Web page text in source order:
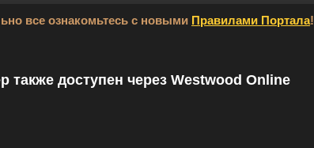
все ознакомьтесь с новыми Правилами Портала!
также доступен через Westwood Online